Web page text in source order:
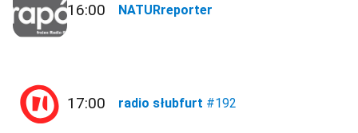
16:00 NATURreporter
17:00 radio słubfurt #192